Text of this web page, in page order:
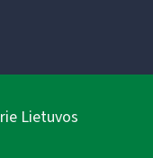
Lietuvos